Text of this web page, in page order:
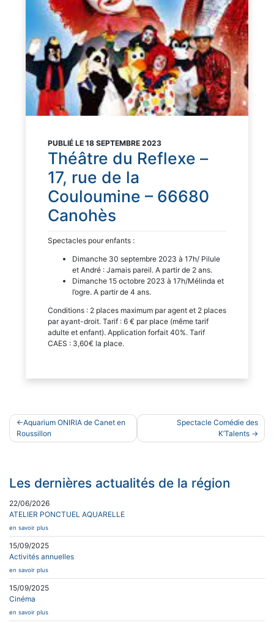
PUBLIÉ LE 18 SEPTEMBRE 2023
Théâtre du Reflexe –
17, rue de la
Couloumine – 66680
Canohès
Spectacles pour enfants :
Dimanche 30 septembre 2023 à 17h/ Pilule
et André : Jamais pareil. A partir de 2 ans.
Dimanche 15 octobre 2023 à 17h/Mélinda et
l’ogre. A partir de 4 ans.
Conditions : 2 places maximum par agent et 2 places
par ayant-droit. Tarif : 6 € par place (même tarif
adulte et enfant). Application forfait 40%. Tarif
CAES : 3,60€ la place.
Navigation
de
Aquarium ONIRIA de Canet en
Roussillon
Spectacle Comédie des
K’Talents
Les dernières actualités de la région
22/06/2026
ATELIER PONCTUEL AQUARELLE
en savoir plus
15/09/2025
Activités annuelles
en savoir plus
15/09/2025
Cinéma
en savoir plus